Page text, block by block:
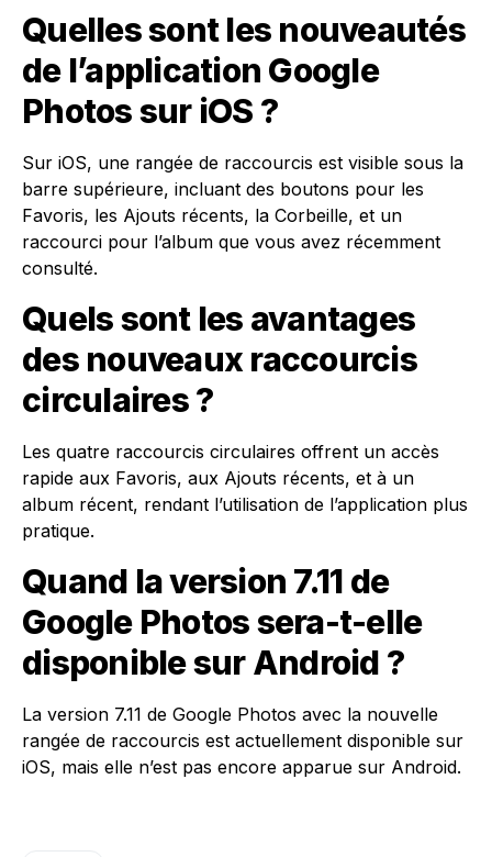
Quelles sont les nouveautés
de l’application Google
Photos sur iOS ?
Sur iOS, une rangée de raccourcis est visible sous la
barre supérieure, incluant des boutons pour les
Favoris, les Ajouts récents, la Corbeille, et un
raccourci pour l’album que vous avez récemment
consulté.
Quels sont les avantages
des nouveaux raccourcis
circulaires ?
Les quatre raccourcis circulaires offrent un accès
rapide aux Favoris, aux Ajouts récents, et à un
album récent, rendant l’utilisation de l’application plus
pratique.
Quand la version 7.11 de
Google Photos sera-t-elle
disponible sur Android ?
La version 7.11 de Google Photos avec la nouvelle
rangée de raccourcis est actuellement disponible sur
iOS, mais elle n’est pas encore apparue sur Android.